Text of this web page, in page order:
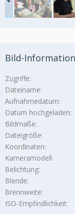
Bild-
Zugriffe
Dateiname
Aufnahmedatum
Datum hochgeladen
Bildmaße
Dateigröße
Koordinaten
Kameramodell
Belichtung
Blende
Brennweite
ISO-Empfindlichkeit